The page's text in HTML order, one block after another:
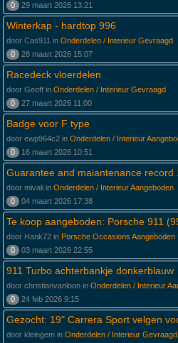
0
29 maart 2026 13:21
Winterkap - hardtop 996
door Cas911 in Onderdelen / Interieur Gevraagd
0
28 maart 2026 15:07
Racedeck vloerdelen
door Geoff in Onderdelen / Interieur Gevraagd
0
27 maart 2026 11:00
Badge voor F type
door ewp964c2 in Onderdelen / Interieur
0
16 maart 2026 10:51
Guarantee and maiantenance record
door mivali in Onderdelen / Interieur Aangeboden
0
04 maart 2026 17:38
Te koop aangeboden: Porsche 911
door Hank72 in Porsche Occasions Aangeboden
0
03 maart 2026 22:55
911 Turbo achterbankje donkerblauw
door christianvanloon in Onderdelen / Interieur
0
24 feb 2026 9:15
Gezocht: 19" Carrera Sport velgen
door kleingem in Onderdelen / Interieur Gevraagd